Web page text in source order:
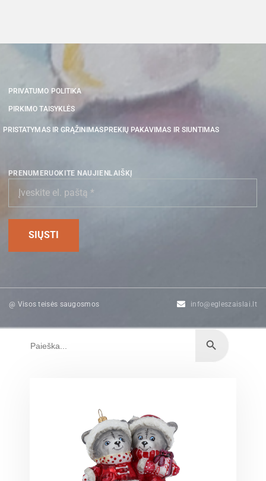
PRIVATUMO POLITIKA
PIRKIMO TAISYKLĖS
PRISTATYMAS IR GRĄŽINIMAS PREKIŲ PAKAVIMAS IR SIUNTIMAS
PRENUMERUOKITE NAUJIENLAIŠKĮ
@ Visos teisės saugosmos info@egleszaislai.lt